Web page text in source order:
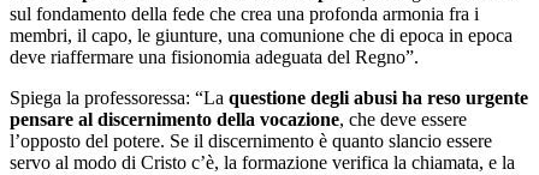
sul fondamento della fede che crea una profonda armonia fra i
membri, il capo, le giunture, una comunione che di epoca in epoca
deve riaffermare una fisionomia adeguata del Regno”.
Spiega la professoressa: “La questione degli abusi ha reso urgente
pensare al discernimento della vocazione, che deve essere
l’opposto del potere. Se il discernimento è quanto slancio essere
servo al modo di Cristo c’è, la formazione verifica la chiamata, e la